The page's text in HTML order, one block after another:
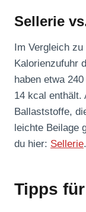
Sellerie
Im Vergleich zu
Kalorienzufuhr
haben etwa
14 kcal enthält.
Ballaststoffe,
leichte Beilage
du hier: Sellerie.
Tipps